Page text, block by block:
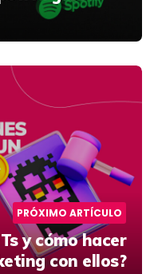
PRÓXIMO ARTÍCULO
y cómo hacer
con ellos?